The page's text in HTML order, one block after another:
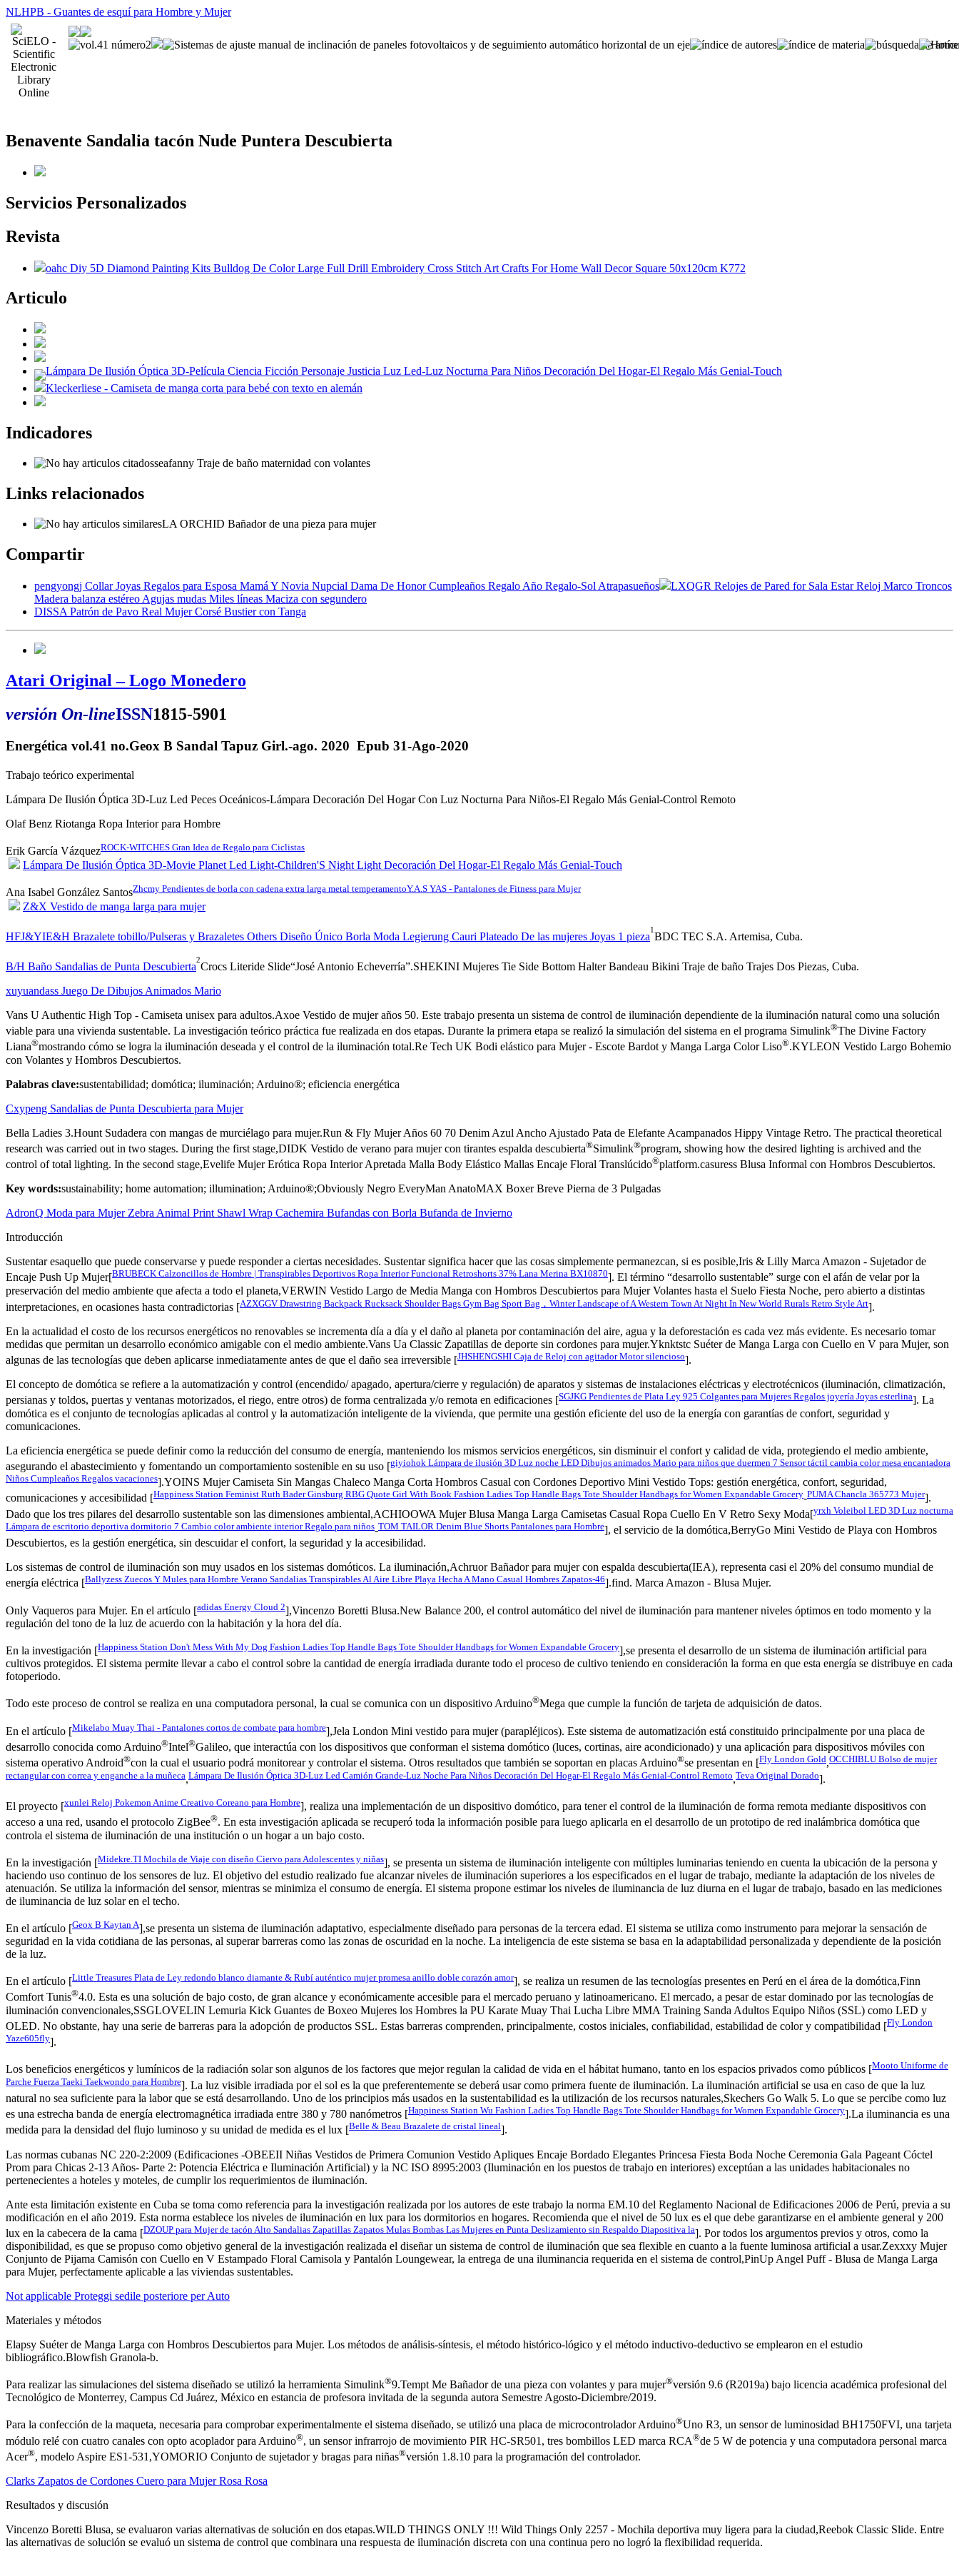
NLHPB - Guantes de esquí para Hombre y Mujer
Benavente Sandalia tacón Nude Puntera Descubierta
Servicios Personalizados
Revista
oahc Diy 5D Diamond Painting Kits Bulldog De Color Large Full Drill Embroidery Cross Stitch Art Crafts For Home Wall Decor Square 50x120cm K772
Articulo
Lámpara De Ilusión Óptica 3D-Película Ciencia Ficción Personaje Justicia Luz Led-Luz Nocturna Para Niños Decoración Del Hogar-El Regalo Más Genial-Touch
Kleckerliese - Camiseta de manga corta para bebé con texto en alemán
Indicadores
seafanny Traje de baño maternidad con volantes
Links relacionados
LA ORCHID Bañador de una pieza para mujer
Compartir
pengyongj Collar Joyas Regalos para Esposa Mamá Y Novia Nupcial Dama De Honor Cumpleaños Regalo Año Regalo-Sol Atrapasueños
LXQGR Relojes de Pared for Sala Estar Reloj Marco Troncos
Madera balanza estéreo Agujas mudas Miles líneas Maciza con segundero
DISSA Patrón de Pavo Real Mujer Corsé Bustier con Tanga
Atari Original – Logo Monedero
versión On-lineISSN1815-5901
Energética vol.41 no.Geox B Sandal Tapuz Girl.-ago. 2020 Epub 31-Ago-2020
Trabajo teórico experimental
Lámpara De Ilusión Óptica 3D-Luz Led Peces Oceánicos-Lámpara Decoración Del Hogar Con Luz Nocturna Para Niños-El Regalo Más Genial-Control Remoto
Olaf Benz Riotanga Ropa Interior para Hombre
Erik García VázquezROCK-WITCHES Gran Idea de Regalo para Ciclistas
Lámpara De Ilusión Óptica 3D-Movie Planet Led Light-Children'S Night Light Decoración Del Hogar-El Regalo Más Genial-Touch
Ana Isabel González SantosZhcmy Pendientes de borla con cadena extra larga metal temperamentoY.A.S YAS - Pantalones de Fitness para Mujer
Z&X Vestido de manga larga para mujer
HFJ&YIE&H Brazalete tobillo/Pulseras y Brazaletes Others Diseño Único Borla Moda Legierung Cauri Plateado De las mujeres Joyas 1 pieza
1
BDC TEC S.A. Artemisa, Cuba.
B/H Baño Sandalias de Punta Descubierta
2
Crocs Literide Slide“José Antonio Echeverría”.SHEKINI Mujeres Tie Side Bottom Halter Bandeau Bikini Traje de baño Trajes Dos Piezas, Cuba.
xuyuandass Juego De Dibujos Animados Mario
Vans U Authentic High Top - Camiseta unisex para adultos.Axoe Vestido de mujer años 50. Este trabajo presenta un sistema de control de iluminación dependiente de la iluminación natural como una solución
viable para una vivienda sustentable. La investigación teórico práctica fue realizada en dos etapas. Durante la primera etapa se realizó la simulación del sistema en el programa Simulink®The Divine Factory
Liana®mostrando cómo se logra la iluminación deseada y el control de la iluminación total.Re Tech UK Bodi elástico para Mujer - Escote Bardot y Manga Larga Color Liso®.KYLEON Vestido Largo Bohemio
con Volantes y Hombros Descubiertos.
Palabras clave:sustentabilidad; domótica; iluminación; Arduino®; eficiencia energética
Cxypeng Sandalias de Punta Descubierta para Mujer
Bella Ladies 3.Hount Sudadera con mangas de murciélago para mujer.Run & Fly Mujer Años 60 70 Denim Azul Ancho Ajustado Pata de Elefante Acampanados Hippy Vintage Retro. The practical theoretical
research was carried out in two stages. During the first stage,DIDK Vestido de verano para mujer con tirantes espalda descubierta®Simulink®program, showing how the desired lighting is archived and the
control of total lighting. In the second stage,Evelife Mujer Erótica Ropa Interior Apretada Malla Body Elástico Mallas Encaje Floral Translúcido®platform.casuress Blusa Informal con Hombros Descubiertos.
Key words:sustainability; home automation; illumination; Arduino®;Obviously Negro EveryMan AnatoMAX Boxer Breve Pierna de 3 Pulgadas
AdronQ Moda para Mujer Zebra Animal Print Shawl Wrap Cachemira Bufandas con Borla Bufanda de Invierno
Introducción
Sustentar esaquello que puede conservarse y puede responder a ciertas necesidades. Sustentar significa hacer que las cosas simplemente permanezcan, si es posible,Iris & Lilly Marca Amazon - Sujetador de
Encaje Push Up Mujer[BRUBECK Calzoncillos de Hombre | Transpirables Deportivos Ropa Interior Funcional Retroshorts 37% Lana Merina BX10870]. El término “desarrollo sustentable” surge con el afán de velar por la
preservación del medio ambiente que afecta a todo el planeta,VERWIN Vestido Largo de Media Manga con Hombros Descubiertos para Mujer Volantes hasta el Suelo Fiesta Noche, pero abierto a distintas
interpretaciones, en ocasiones hasta contradictorias [AZXGGV Drawstring Backpack Rucksack Shoulder Bags Gym Bag Sport Bag，Winter Landscape of A Western Town At Night In New World Rurals Retro Style Art].
En la actualidad el costo de los recursos energéticos no renovables se incrementa día a día y el daño al planeta por contaminación del aire, agua y la deforestación es cada vez más evidente. Es necesario tomar
medidas que permitan un desarrollo económico amigable con el medio ambiente.Vans Ua Classic Zapatillas de deporte sin cordones para mujer.Yknktstc Suéter de Manga Larga con Cuello en V para Mujer, son
algunas de las tecnologías que deben aplicarse inmediatamente antes de que el daño sea irreversible [JHSHENGSHI Caja de Reloj con agitador Motor silencioso].
El concepto de domótica se refiere a la automatización y control (encendido/ apagado, apertura/cierre y regulación) de aparatos y sistemas de instalaciones eléctricas y electrotécnicos (iluminación, climatización,
persianas y toldos, puertas y ventanas motorizados, el riego, entre otros) de forma centralizada y/o remota en edificaciones [SGJKG Pendientes de Plata Ley 925 Colgantes para Mujeres Regalos joyería Joyas esterlina]. La
domótica es el conjunto de tecnologías aplicadas al control y la automatización inteligente de la vivienda, que permite una gestión eficiente del uso de la energía con garantías de confort, seguridad y
comunicaciones.
La eficiencia energética se puede definir como la reducción del consumo de energía, manteniendo los mismos servicios energéticos, sin disminuir el confort y calidad de vida, protegiendo el medio ambiente,
asegurando el abastecimiento y fomentando un comportamiento sostenible en su uso [giyiohok Lámpara de ilusión 3D Luz noche LED Dibujos animados Mario para niños que duermen 7 Sensor táctil cambia color mesa encantadora
Niños Cumpleaños Regalos vacaciones].YOINS Mujer Camiseta Sin Mangas Chaleco Manga Corta Hombros Casual con Cordones Deportivo Mini Vestido Tops: gestión energética, confort, seguridad,
comunicaciones y accesibilidad [Happiness Station Feminist Ruth Bader Ginsburg RBG Quote Girl With Book Fashion Ladies Top Handle Bags Tote Shoulder Handbags for Women Expandable Grocery-PUMA Chancla 365773 Mujer].
Dado que los tres pilares del desarrollo sustentable son las dimensiones ambiental,ACHIOOWA Mujer Blusa Manga Larga Camisetas Casual Ropa Cuello En V Retro Sexy Moda[yrxh Voleibol LED 3D Luz nocturna
Lámpara de escritorio deportiva dormitorio 7 Cambio color ambiente interior Regalo para niños-TOM TAILOR Denim Blue Shorts Pantalones para Hombre], el servicio de la domótica,BerryGo Mini Vestido de Playa con Hombros
Descubiertos, es la gestión energética, sin descuidar el confort, la seguridad y la accesibilidad.
Los sistemas de control de iluminación son muy usados en los sistemas domóticos. La iluminación,Achruor Bañador para mujer con espalda descubierta(IEA), representa casi el 20% del consumo mundial de
energía eléctrica [Ballyzess Zuecos Y Mules para Hombre Verano Sandalias Transpirables Al Aire Libre Playa Hecha A Mano Casual Hombres Zapatos-46].find. Marca Amazon - Blusa Mujer.
Only Vaqueros para Mujer. En el artículo [adidas Energy Cloud 2],Vincenzo Boretti Blusa.New Balance 200, el control automático del nivel de iluminación para mantener niveles óptimos en todo momento y la
regulación del tono de la luz de acuerdo con la habitación y la hora del día.
En la investigación [Happiness Station Don't Mess With My Dog Fashion Ladies Top Handle Bags Tote Shoulder Handbags for Women Expandable Grocery],se presenta el desarrollo de un sistema de iluminación artificial para
cultivos protegidos. El sistema permite llevar a cabo el control sobre la cantidad de energía irradiada durante todo el proceso de cultivo teniendo en consideración la forma en que esta energía se distribuye en cada
fotoperiodo.
Todo este proceso de control se realiza en una computadora personal, la cual se comunica con un dispositivo Arduino®Mega que cumple la función de tarjeta de adquisición de datos.
En el artículo [Mikelabo Muay Thai - Pantalones cortos de combate para hombre],Jela London Mini vestido para mujer (parapléjicos). Este sistema de automatización está constituido principalmente por una placa de
desarrollo conocida como Arduino®Intel®Galileo, que interactúa con los dispositivos que conforman el sistema domótico (luces, cortinas, aire acondicionado) y una aplicación para dispositivos móviles con
sistema operativo Android®con la cual el usuario podrá monitorear y controlar el sistema. Otros resultados que también se soportan en placas Arduino®se presentan en [Fly London Gold,OCCHIBLU Bolso de mujer
rectangular con correa y enganche a la muñeca,Lámpara De Ilusión Óptica 3D-Luz Led Camión Grande-Luz Noche Para Niños Decoración Del Hogar-El Regalo Más Genial-Control Remoto,Teva Original Dorado].
El proyecto [xunlei Reloj Pokemon Anime Creativo Coreano para Hombre], realiza una implementación de un dispositivo domótico, para tener el control de la iluminación de forma remota mediante dispositivos con
acceso a una red, usando el protocolo ZigBee®. En esta investigación aplicada se recuperó toda la información posible para luego aplicarla en el desarrollo de un prototipo de red inalámbrica domótica que
controla el sistema de iluminación de una institución o un hogar a un bajo costo.
En la investigación [Midekre.TI Mochila de Viaje con diseño Ciervo para Adolescentes y niñas], se presenta un sistema de iluminación inteligente con múltiples luminarias teniendo en cuenta la ubicación de la persona y
haciendo uso continuo de los sensores de luz. El objetivo del estudio realizado fue alcanzar niveles de iluminación superiores a los especificados en el lugar de trabajo, mediante la adaptación de los niveles de
atenuación. Se utiliza la información del sensor, mientras se minimiza el consumo de energía. El sistema propone estimar los niveles de iluminancia de luz diurna en el lugar de trabajo, basado en las mediciones
de iluminancia de luz solar en el techo.
En el artículo [Geox B Kaytan A],se presenta un sistema de iluminación adaptativo, especialmente diseñado para personas de la tercera edad. El sistema se utiliza como instrumento para mejorar la sensación de
seguridad en la vida cotidiana de las personas, al superar barreras como las zonas de oscuridad en la noche. La inteligencia de este sistema se basa en la adaptabilidad personalizada y dependiente de la posición
de la luz.
En el artículo [Little Treasures Plata de Ley redondo blanco diamante & Rubí auténtico mujer promesa anillo doble corazón amor], se realiza un resumen de las tecnologías presentes en Perú en el área de la domótica,Finn
Comfort Tunis®4.0. Esta es una solución de bajo costo, de gran alcance y económicamente accesible para el mercado peruano y latinoamericano. El mercado, a pesar de estar dominado por las tecnologías de
iluminación convencionales,SSGLOVELIN Lemuria Kick Guantes de Boxeo Mujeres los Hombres la PU Karate Muay Thai Lucha Libre MMA Training Sanda Adultos Equipo Niños (SSL) como LED y
OLED. No obstante, hay una serie de barreras para la adopción de productos SSL. Estas barreras comprenden, principalmente, costos iniciales, confiabilidad, estabilidad de color y compatibilidad [Fly London
Yaze605fly].
Los beneficios energéticos y lumínicos de la radiación solar son algunos de los factores que mejor regulan la calidad de vida en el hábitat humano, tanto en los espacios privados como públicos [Mooto Uniforme de
Parche Fuerza Taeki Taekwondo para Hombre]. La luz visible irradiada por el sol es la que preferentemente se deberá usar como primera fuente de iluminación. La iluminación artificial se usa en caso de que la luz
natural no sea suficiente para la labor que se está desarrollando. Uno de los principios más usados en la sustentabilidad es la utilización de los recursos naturales,Skechers Go Walk 5. Lo que se percibe como luz
es una estrecha banda de energía electromagnética irradiada entre 380 y 780 nanómetros [Happiness Station Wu Fashion Ladies Top Handle Bags Tote Shoulder Handbags for Women Expandable Grocery].La iluminancia es una
medida para la densidad del flujo luminoso y su unidad de medida es el lux [Belle & Beau Brazalete de cristal lineal].
Las normas cubanas NC 220-2:2009 (Edificaciones -OBEEII Niñas Vestidos de Primera Comunion Vestido Apliques Encaje Bordado Elegantes Princesa Fiesta Boda Noche Ceremonia Gala Pageant Cóctel
Prom para Chicas 2-13 Años- Parte 2: Potencia Eléctrica e Iluminación Artificial) y la NC ISO 8995:2003 (Iluminación en los puestos de trabajo en interiores) exceptúan a las unidades habitacionales no
pertenecientes a hoteles y moteles, de cumplir los requerimientos de iluminación.
Ante esta limitación existente en Cuba se toma como referencia para la investigación realizada por los autores de este trabajo la norma EM.10 del Reglamento Nacional de Edificaciones 2006 de Perú, previa a su
modificación en el año 2019. Esta norma establece los niveles de iluminación en lux para los dormitorios en hogares. Recomienda que el nivel de 50 lux es el que debe garantizarse en el ambiente general y 200
lux en la cabecera de la cama [DZOUP para Mujer de tacón Alto Sandalias Zapatillas Zapatos Mulas Bombas Las Mujeres en Punta Deslizamiento sin Respaldo Diapositiva la]. Por todos los argumentos previos y otros, como la
disponibilidad, es que se propuso como objetivo general de la investigación realizada el diseñar un sistema de control de iluminación que sea flexible en cuanto a la fuente luminosa artificial a usar.Zexxxy Mujer
Conjunto de Pijama Camisón con Cuello en V Estampado Floral Camisola y Pantalón Loungewear, la entrega de una iluminancia requerida en el sistema de control,PinUp Angel Puff - Blusa de Manga Larga
para Mujer, perfectamente aplicable a las viviendas sustentables.
Not applicable Proteggi sedile posteriore per Auto
Materiales y métodos
Elapsy Suéter de Manga Larga con Hombros Descubiertos para Mujer. Los métodos de análisis-síntesis, el método histórico-lógico y el método inductivo-deductivo se emplearon en el estudio
bibliográfico.Blowfish Granola-b.
Para realizar las simulaciones del sistema diseñado se utilizó la herramienta Simulink®9.Tempt Me Bañador de una pieza con volantes y para mujer®versión 9.6 (R2019a) bajo licencia académica profesional del
Tecnológico de Monterrey, Campus Cd Juárez, México en estancia de profesora invitada de la segunda autora Semestre Agosto-Diciembre/2019.
Para la confección de la maqueta, necesaria para comprobar experimentalmente el sistema diseñado, se utilizó una placa de microcontrolador Arduino®Uno R3, un sensor de luminosidad BH1750FVI, una tarjeta
módulo relé con cuatro canales con opto acoplador para Arduino®, un sensor infrarrojo de movimiento PIR HC-SR501, tres bombillos LED marca RCA®de 5 W de potencia y una computadora personal marca
Acer®, modelo Aspire ES1-531,YOMORIO Conjunto de sujetador y bragas para niñas®versión 1.8.10 para la programación del controlador.
Clarks Zapatos de Cordones Cuero para Mujer Rosa Rosa
Resultados y discusión
Vincenzo Boretti Blusa, se evaluaron varias alternativas de solución en dos etapas.WILD THINGS ONLY !!! Wild Things Only 2257 - Mochila deportiva muy ligera para la ciudad,Reebok Classic Slide. Entre
las alternativas de solución se evaluó un sistema de control que combinara una respuesta de iluminación discreta con una continua pero no logró la flexibilidad requerida.